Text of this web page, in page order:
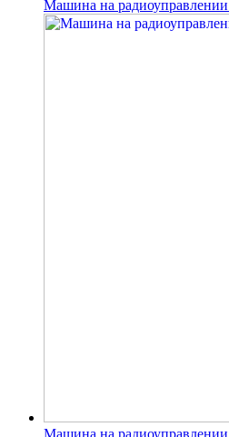
Машина на радиоуправлении
Машина на